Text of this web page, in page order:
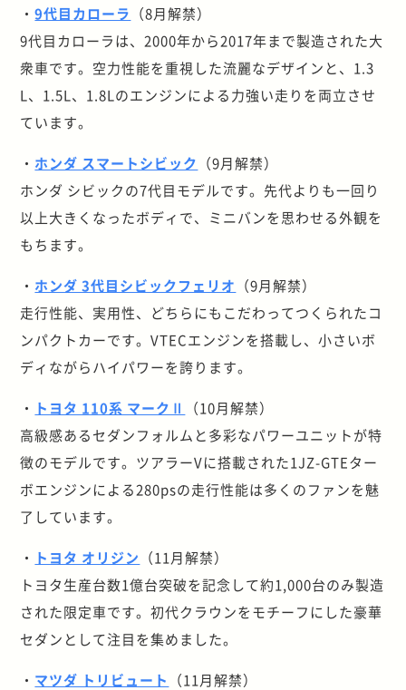
・9代目カローラ （8月解禁）
9代目カローラは、2000年から2017年まで製造された大
衆車です。空力性能を重視した流麗なデザインと、1.3
L、1.5L、1.8Lのエンジンによる力強い走りを両立させ
ています。
・ ホンダ スマートシビック （9月解禁）
ホンダ シビックの7代目モデルです。先代よりも一回り
以上大きくなったボディで、ミニバンを思わせる外観を
もちます。
・ ホンダ 3代目シビックフェリオ （9月解禁）
走行性能、実用性、どちらにもこだわってつくられたコ
ンパクトカーです。VTECエンジンを搭載し、小さいボ
ディながらハイパワーを誇ります。
・ トヨタ 110系 マークⅡ
（10月解禁）
高級感あるセダンフォルムと多彩なパワーユニットが特
徴のモデルです。ツアラーVに搭載された1JZ-GTEター
ボエンジンによる280psの走行性能は多くのファンを魅
了しています。
・ トヨタ オリジン （11月解禁）
トヨタ生産台数1億台突破を記念して約1,000台のみ製造
された限定車です。初代クラウンをモチーフにした豪華
セダンとして注目を集めました。
・ マツダ トリビュート
（11月解禁）